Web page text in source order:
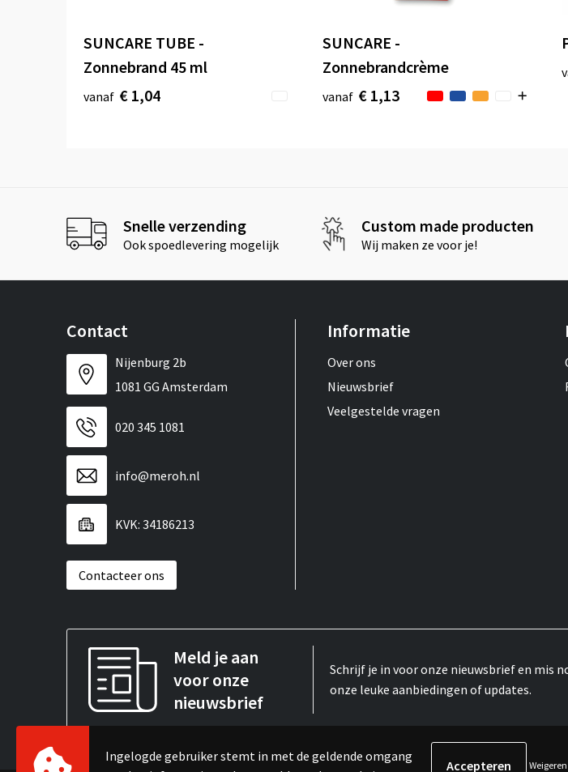
SUNCARE TUBE -
Zonnebrand 45 ml
vanaf € 1,04
SUNCARE -
Zonnebrandcrème
vanaf € 1,13
Snelle verzending
Ook spoedlevering mogelijk
Custom made producten
Wij maken ze voor je!
Contact
Nijenburg 2b
1081 GG Amsterdam
020 345 1081
info@meroh.nl
KVK: 34186213
Contacteer ons
Informatie
Over ons
Nieuwsbrief
Veelgestelde vragen
Meld je aan
voor onze
nieuwsbrief
Schrijf je in voor onze nieuwsbrief en mis
onze leuke aanbiedingen of updates.
Ingelogde gebruiker stemt in met de geldende omgang
Weigeren